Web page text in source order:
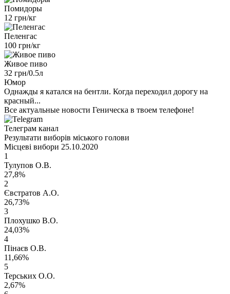
Помидоры
12 грн/кг
Пеленгас
100 грн/кг
Живое пиво
32 грн/0.5л
Юмор
Однажды я катался на бентли. Когда переходил дорогу на
красный...
Все актуальные новости Геническа в твоем телефоне!
Телеграм канал
Результати виборів міського голови
Місцеві вибори 25.10.2020
1
Тулупов О.В.
27,8%
2
Євстратов А.О.
26,73%
3
Плохушко В.О.
24,03%
4
Пінаєв О.В.
11,66%
5
Терських О.О.
2,67%